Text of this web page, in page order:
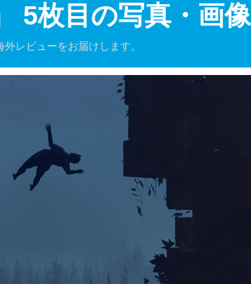
5枚目の写真・画像
レビューをお届けします。